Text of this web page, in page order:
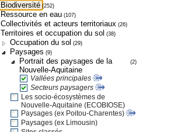
Biodiversité (252)
Ressource en eau (107)
Collectivités et acteurs territoriaux (26)
Territoires et occupation du sol (38)
Occupation du sol (29)
Paysages (9)
Portrait des paysages de la
Nouvelle-Aquitaine
(2)
Vallées principales
Secteurs paysagers
Les socio-écosystèmes de
Nouvelle-Aquitaine (ECOBIOSE)
Paysages (ex Poitou-Charentes)
Paysages (ex Limousin)